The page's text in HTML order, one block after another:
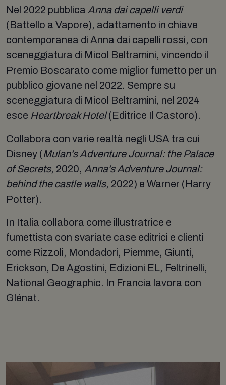
Nel 2022 pubblica Anna dai capelli verdi
(Battello a Vapore), adattamento in chiave
contemporanea di Anna dai capelli rossi, con
sceneggiatura di Micol Beltramini, vincendo il
Premio Boscarato come miglior fumetto per un
pubblico giovane nel 2022. Sempre su
sceneggiatura di Micol Beltramini, nel 2024
esce Heartbreak Hotel(Editrice Il Castoro).
Collabora con varie realtà negli USA tra cui
Disney (Mulan's Adventure Journal: the Palace
of Secrets, 2020, Anna's Adventure Journal:
behind the castle walls, 2022) e Warner (Harry
Potter).
In Italia collabora come illustratrice e
fumettista con svariate case editrici e clienti
come Rizzoli, Mondadori, Piemme, Giunti,
Erickson, De Agostini, Edizioni EL, Feltrinelli,
National Geographic. In Francia lavora con
Glénat.